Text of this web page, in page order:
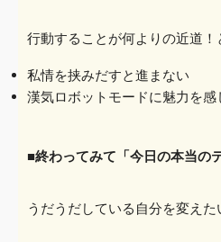
行動することが何よりの近道！
私情を挟みだすと進まない
漢気ロボットモードに魅力を感
■終わってみて「今日の本当の
うだうだしている自分を変えた